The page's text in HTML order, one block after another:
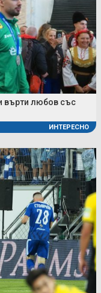
върти любов със
ИНТЕРЕСНО